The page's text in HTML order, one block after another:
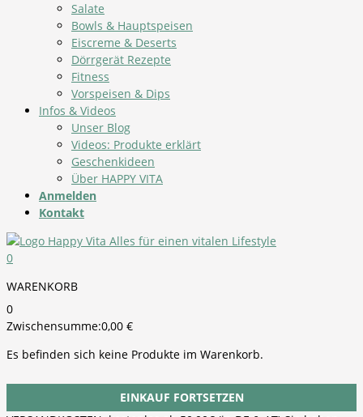
Salate
Bowls & Hauptspeisen
Eiscreme & Deserts
Dörrgerät Rezepte
Fitness
Vorspeisen & Dips
Infos & Videos
Unser Blog
Videos: Produkte erklärt
Geschenkideen
Über HAPPY VITA
Anmelden
Kontakt
0
WARENKORB
0
Zwischensumme:0,00 €
Es befinden sich keine Produkte im Warenkorb.
EINKAUF FORTSETZEN